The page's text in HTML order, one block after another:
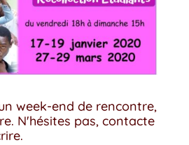
week-end de rencontre,
N'hésites pas, contacte